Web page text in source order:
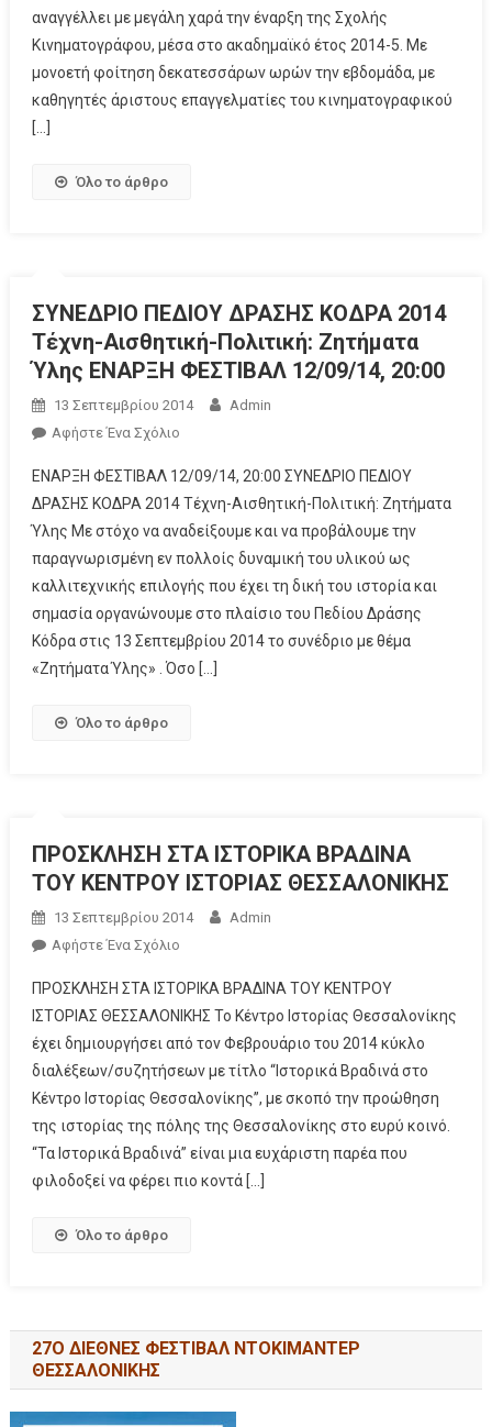
αναγγέλλει με μεγάλη χαρά την έναρξη της Σχολής
Κινηματογράφου, μέσα στο ακαδημαϊκό έτος 2014-5. Με
μονοετή φοίτηση δεκατεσσάρων ωρών την εβδομάδα, με
καθηγητές άριστους επαγγελματίες του κινηματογραφικού
[…]
Όλο το άρθρο
ΣΥΝΕΔΡΙΟ ΠΕΔΙΟΥ ΔΡΑΣΗΣ ΚΟΔΡΑ 2014
Τέχνη-Αισθητική-Πολιτική: Ζητήματα
Ύλης ΕΝΑΡΞΗ ΦΕΣΤΙΒΑΛ 12/09/14, 20:00
13 Σεπτεμβρίου 2014
Admin
Αφήστε Ένα Σχόλιο
ΕΝΑΡΞΗ ΦΕΣΤΙΒΑΛ 12/09/14, 20:00 ΣΥΝΕΔΡΙΟ ΠΕΔΙΟΥ
ΔΡΑΣΗΣ ΚΟΔΡΑ 2014 Τέχνη-Αισθητική-Πολιτική: Ζητήματα
Ύλης Με στόχο να αναδείξουμε και να προβάλουμε την
παραγνωρισμένη εν πολλοίς δυναμική του υλικού ως
καλλιτεχνικής επιλογής που έχει τη δική του ιστορία και
σημασία οργανώνουμε στο πλαίσιο του Πεδίου Δράσης
Κόδρα στις 13 Σεπτεμβρίου 2014 το συνέδριο με θέμα
«Ζητήματα Ύλης» . Όσο […]
Όλο το άρθρο
ΠΡΟΣΚΛΗΣΗ ΣΤΑ ΙΣΤΟΡΙΚΑ ΒΡΑΔΙΝΑ
ΤΟΥ ΚΕΝΤΡΟΥ ΙΣΤΟΡΙΑΣ ΘΕΣΣΑΛΟΝΙΚΗΣ
13 Σεπτεμβρίου 2014
Admin
Αφήστε Ένα Σχόλιο
ΠΡΟΣΚΛΗΣΗ ΣΤΑ ΙΣΤΟΡΙΚΑ ΒΡΑΔΙΝΑ ΤΟΥ ΚΕΝΤΡΟΥ
ΙΣΤΟΡΙΑΣ ΘΕΣΣΑΛΟΝΙΚΗΣ Το Κέντρο Ιστορίας Θεσσαλονίκης
έχει δημιουργήσει από τον Φεβρουάριο του 2014 κύκλο
διαλέξεων/συζητήσεων με τίτλο “Ιστορικά Βραδινά στο
Κέντρο Ιστορίας Θεσσαλονίκης”, με σκοπό την προώθηση
της ιστορίας της πόλης της Θεσσαλονίκης στο ευρύ κοινό.
“Τα Ιστορικά Βραδινά” είναι μια ευχάριστη παρέα που
φιλοδοξεί να φέρει πιο κοντά […]
Όλο το άρθρο
27Ο ΔΙΕΘΝΕΣ ΦΕΣΤΙΒΑΛ ΝΤΟΚΙΜΑΝΤΕΡ
ΘΕΣΣΑΛΟΝΙΚΗΣ